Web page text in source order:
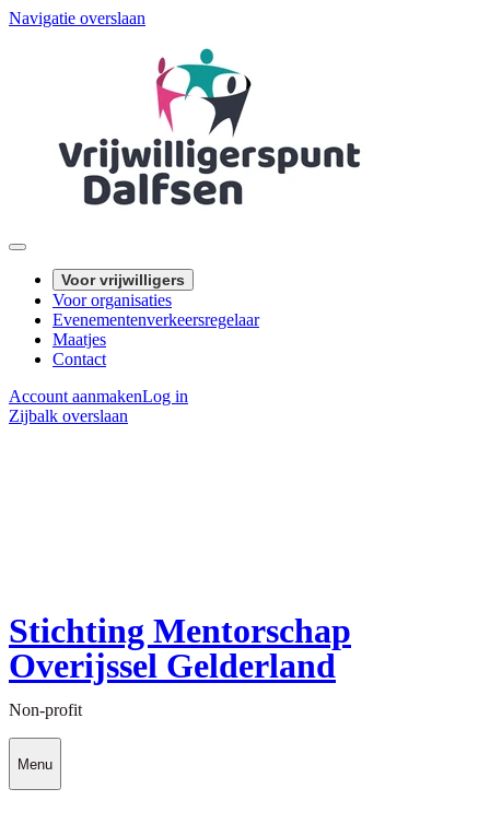
Navigatie overslaan
Voor vrijwilligers
Voor organisaties
Evenementenverkeersregelaar
Maatjes
Contact
Account aanmakenLog in
Zijbalk overslaan
Stichting Mentorschap
Overijssel Gelderland
Non-profit
Menu